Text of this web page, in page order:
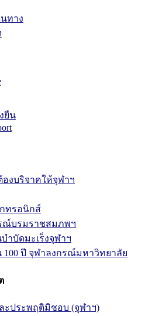
ทาง
ยืน
องบริจาคให้จุฬาฯ
ทรอนิกส์
ณ์บรมราชสมภพฯ
บัดมะเร็งจุฬาฯ
100 ปี จุฬาลงกรณ์มหาวิทยาลัย
ะประพฤติมิชอบ (จุฬาฯ)